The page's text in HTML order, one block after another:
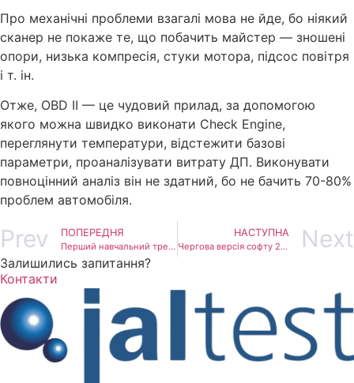
Про механічні проблеми взагалі мова не йде, бо ніякий
сканер не покаже те, що побачить майстер — зношені
опори, низька компресія, стуки мотора, підсос повітря
і т. ін.
Отже, OBD ІІ — це чудовий прилад, за допомогою
якого можна швидко виконати Check Engine,
переглянути температури, відстежити базові
параметри, проаналізувати витрату ДП. Виконувати
повноцінний аналіз він не здатний, бо не бачить 70-80%
проблем автомобіля.
Prev ПОПЕРЕДНЯ
Перший навчальний тренінг у 2026 році
НАСТУПНА
Чергова версія софту 26.1 Next
Залишились запитання?
Контакти